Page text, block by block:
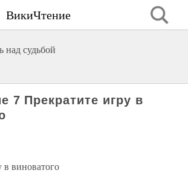
ВикиЧтение
над судьбой
7 Прекратите игру в
в виноватого